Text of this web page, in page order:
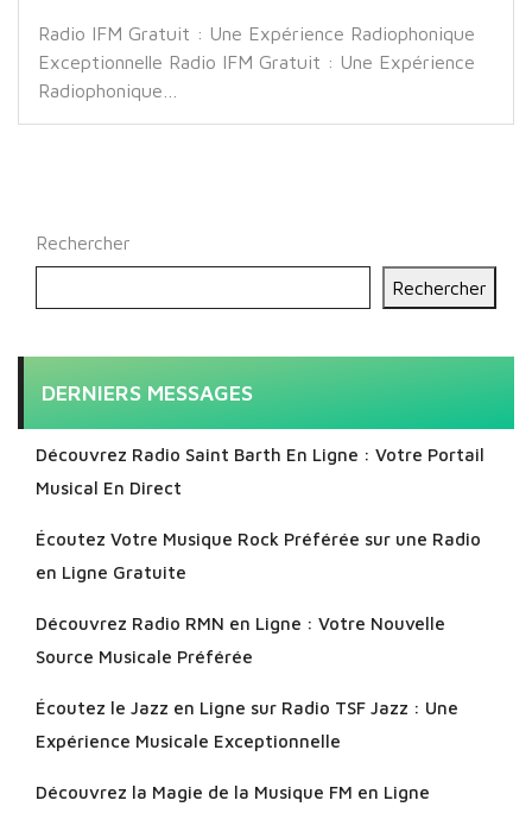
Radio IFM Gratuit : Une Expérience Radiophonique
Exceptionnelle Radio IFM Gratuit : Une Expérience
Radiophonique…
Rechercher
Rechercher
DERNIERS MESSAGES
Découvrez Radio Saint Barth En Ligne : Votre Portail
Musical En Direct
Écoutez Votre Musique Rock Préférée sur une Radio
en Ligne Gratuite
Découvrez Radio RMN en Ligne : Votre Nouvelle
Source Musicale Préférée
Écoutez le Jazz en Ligne sur Radio TSF Jazz : Une
Expérience Musicale Exceptionnelle
Découvrez la Magie de la Musique FM en Ligne